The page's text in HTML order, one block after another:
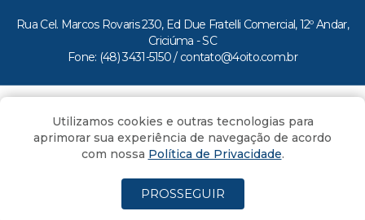
Rua Cel. Marcos Rovaris 230, Ed Due Fratelli Comercial, 12º Andar,
Criciúma - SC
Fone: (48) 3431-5150 / contato@4oito.com.br
Todos os direitos reservados ao Portal 4oito
Utilizamos cookies e outras tecnologias para
aprimorar sua experiência de navegação de acordo
com nossa Política de Privacidade.
PROSSEGUIR